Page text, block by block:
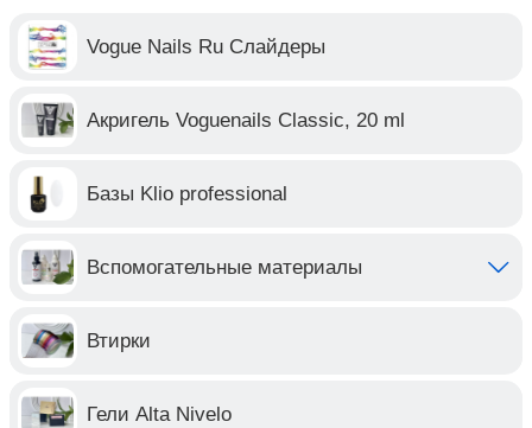
Vogue Nails Ru Слайдеры
Акригель Voguenails Classic, 20 ml
Базы Klio professional
Вспомогательные материалы
Втирки
Гели Alta Nivelo